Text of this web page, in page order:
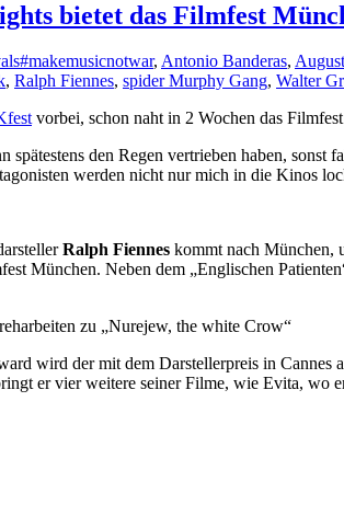
bietet das Filmfest
#makemusicnotwar, Antonio Banderas,
, Ralph Fiennes, spider Murphy Gang, Walter
vorbei, schon naht in 2 Wochen das
spätestens den Regen vertrieben haben,
werden nicht nur mich in die Kinos
Ralph Fiennes kommt nach München,
München. Neben dem „Englischen
zu „Nurejew, the white Crow“
wird der mit dem Darstellerpreis in Cannes
er vier weitere seiner Filme, wie Evita, wo